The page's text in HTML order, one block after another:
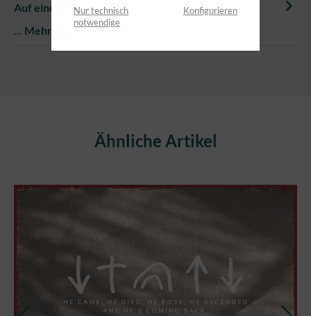
Auf einem Blick
… Mehr
Produktgalerie überspringenÄhnliche Artikel
Nur technisch
notwendige
Konfigurieren